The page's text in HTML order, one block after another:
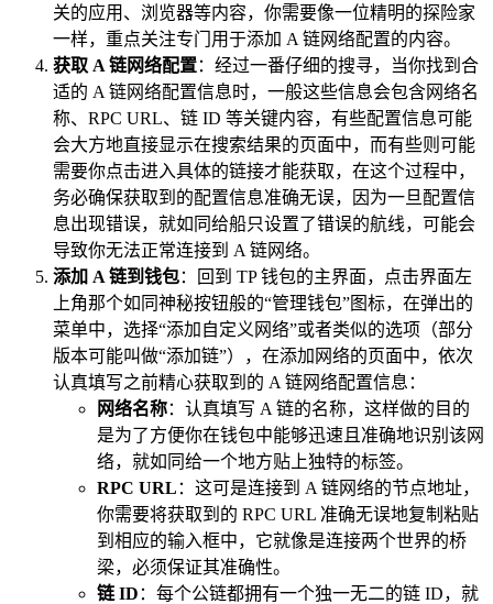
关的应用、浏览器等内容，你需要像一位精明的探险家
一样，重点关注专门用于添加 A 链网络配置的内容。
获取 A 链网络配置：经过一番仔细的搜寻，当你找到合
适的 A 链网络配置信息时，一般这些信息会包含网络名
称、RPC URL、链 ID 等关键内容，有些配置信息可能
会大方地直接显示在搜索结果的页面中，而有些则可能
需要你点击进入具体的链接才能获取，在这个过程中，
务必确保获取到的配置信息准确无误，因为一旦配置信
息出现错误，就如同给船只设置了错误的航线，可能会
导致你无法正常连接到 A 链网络。
添加 A 链到钱包：回到 TP 钱包的主界面，点击界面左
上角那个如同神秘按钮般的“管理钱包”图标，在弹出的
菜单中，选择“添加自定义网络”或者类似的选项（部分
版本可能叫做“添加链”），在添加网络的页面中，依次
认真填写之前精心获取到的 A 链网络配置信息：
网络名称：认真填写 A 链的名称，这样做的目的
是为了方便你在钱包中能够迅速且准确地识别该网
络，就如同给一个地方贴上独特的标签。
RPC URL ：这可是连接到 A 链网络的节点地址，
你需要将获取到的 RPC URL 准确无误地复制粘贴
到相应的输入框中，它就像是连接两个世界的桥
梁，必须保证其准确性。
链 ID ：每个公链都拥有一个独一无二的链 ID，就